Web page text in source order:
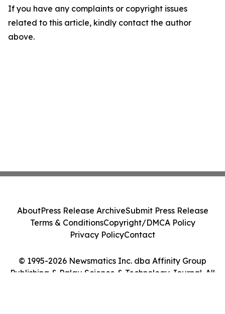
If you have any complaints or copyright issues
related to this article, kindly contact the author
above.
© 1995-2026 Newsmatics Inc. dba Affinity Group
Publishing & Palau Science & Technology Journal. All
AboutPress Release ArchiveSubmit Press Release
Terms & ConditionsCopyright/DMCA Policy
Privacy PolicyContact